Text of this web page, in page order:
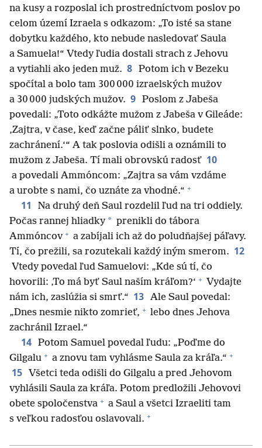
na kusy a rozposlal ich prostredníctvom poslov po
celom území Izraela s odkazom: „To isté sa stane
dobytku každého, kto nebude nasledovať Saula
a Samuela!“ Vtedy ľudia dostali strach z Jehovu
a vytiahli ako jeden muž. 8 Potom ich v Bezeku
spočítal a bolo tam 300 000 izraelských mužov
a 30 000 judských mužov. 9 Poslom z Jabeša
povedali: „Toto odkážte mužom z Jabeša v Gileáde:
‚Zajtra, v čase, keď začne páliť slnko, budete
zachránení.‘“ A tak poslovia odišli a oznámili to
mužom z Jabeša. Tí mali obrovskú radosť 10
a povedali Ammóncom: „Zajtra sa vám vzdáme
a urobte s nami, čo uznáte za vhodné.“ +
11
Na druhý deň Saul rozdelil ľud na tri oddiely.
Počas rannej hliadky * prenikli do tábora
Ammóncov + a zabíjali ich až do poludňajšej páľavy.
Tí, čo prežili, sa rozutekali každý iným smerom. 12
Vtedy povedal ľud Samuelovi: „Kde sú tí, čo
hovorili: ‚To má byť Saul naším kráľom?‘ + Vydajte
nám ich, zaslúžia si smrť.“ 13 Ale Saul povedal:
„Dnes nesmie nikto zomrieť, + lebo dnes Jehova
zachránil Izrael.“
14 Potom Samuel povedal ľudu: „Poďme do
Gilgalu + a znovu tam vyhlásme Saula za kráľa.“ +
15
Všetci teda odišli do Gilgalu a pred Jehovom
vyhlásili Saula za kráľa. Potom predložili Jehovovi
obete spoločenstva + a Saul a všetci Izraeliti tam
s veľkou radosťou oslavovali. +